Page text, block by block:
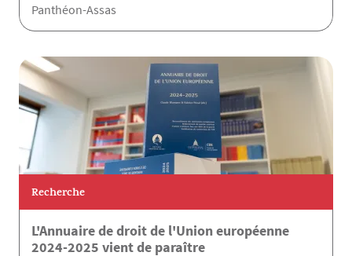
Panthéon-Assas
Recherche
L'Annuaire de droit de l'Union européenne
2024-2025 vient de paraître